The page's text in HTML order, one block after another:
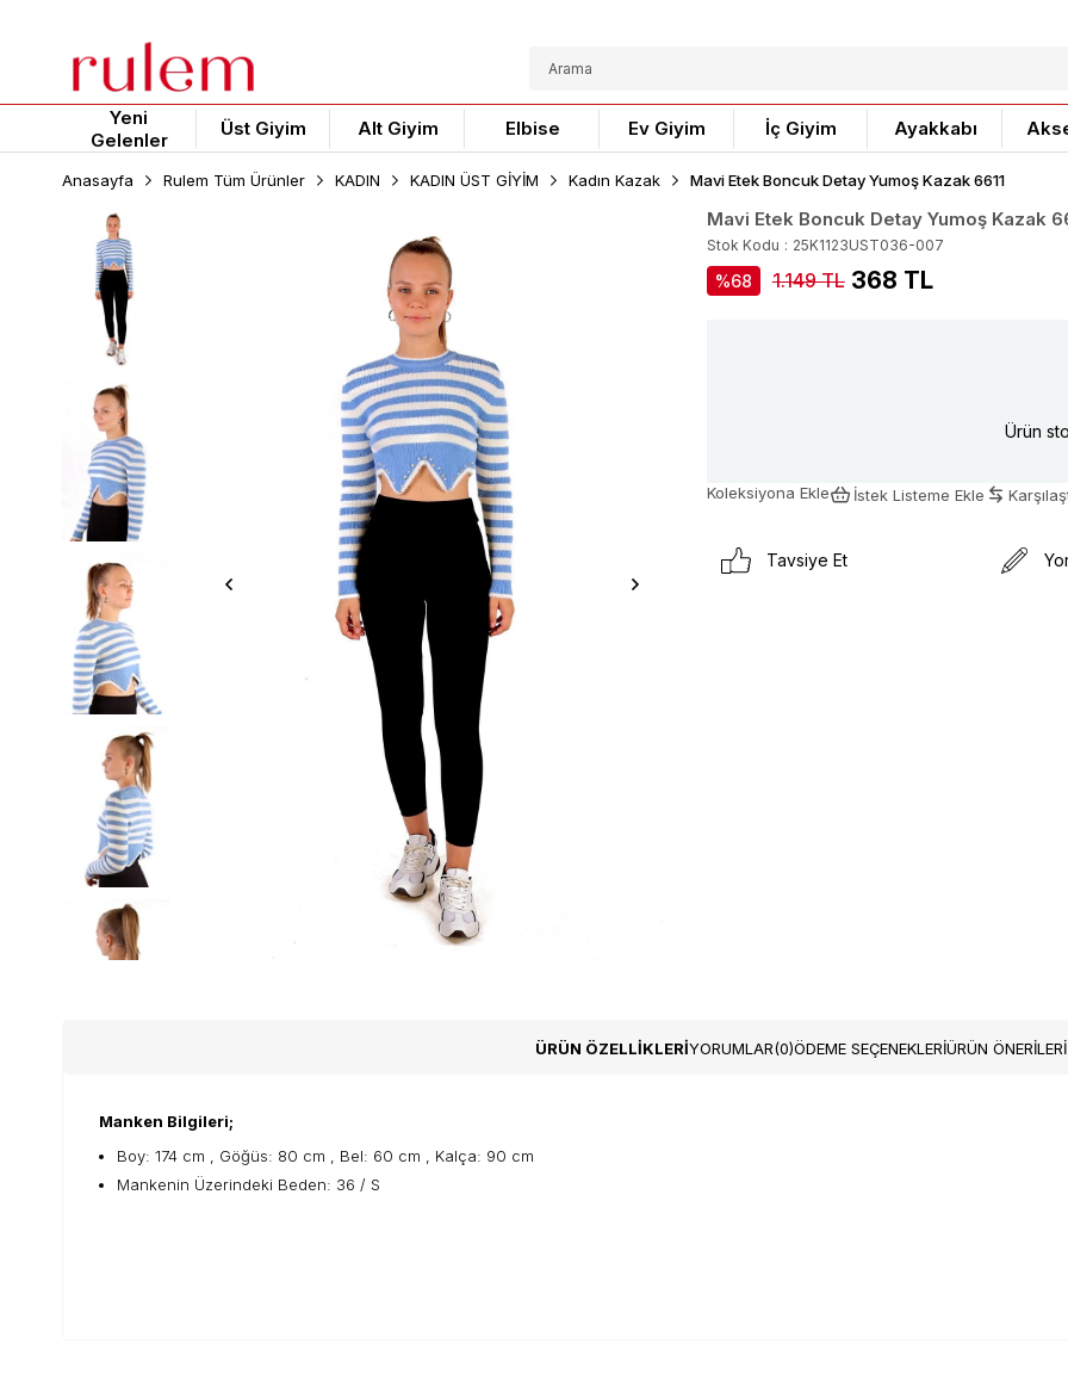
Yeni
Gelenler
Üst Giyim Alt Giyim Elbise Ev Giyim İç Giyim Ayakkabı
Anasayfa Rulem Tüm Ürünler KADIN KADIN ÜST GİYİM Kadın Kazak Mavi Etek Boncuk Detay Yumoş Kazak 6611
Mavi Etek Boncuk Detay Yumoş Kazak
Stok Kodu 25K1123UST036-007
68 1.149 TL 368 TL
Ürün
Koleksiyona Ekle İstek Listeme Ekle
Tavsiye Et
ÜRÜN ÖZELLIKLERIYORUMLAR(0)ÖDEME SEÇENEKLERIÜRÜN ÖNERILERI
Manken Bilgileri;
Boy: 174 cm , Göğüs: 80 cm , Bel: 60 cm , Kalça: 90 cm
Mankenin Üzerindeki Beden: 36 / S